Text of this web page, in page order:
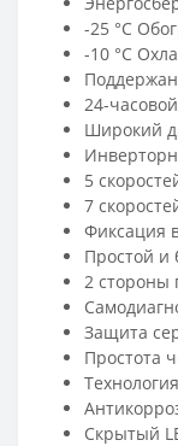
-25 °C
-10 °C
24-
Широкий
5
7
Фиксация
Простой
2 стороны
Защита
Простота
Скрытый